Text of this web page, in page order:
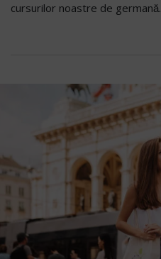
cursurilor noastre de germană.